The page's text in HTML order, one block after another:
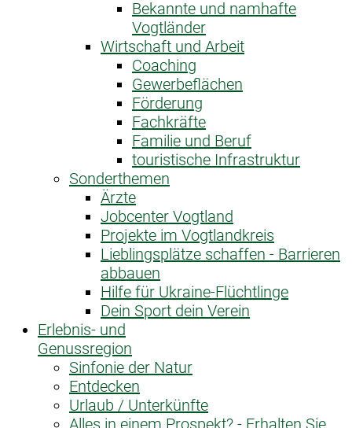
Bekannte und namhafte
Vogtländer
Wirtschaft und Arbeit
Coaching
Gewerbeflächen
Förderung
Fachkräfte
Familie und Beruf
touristische Infrastruktur
Sonderthemen
Ärzte
Jobcenter Vogtland
Projekte im Vogtlandkreis
Lieblingsplätze schaffen - Barrieren
abbauen
Hilfe für Ukraine-Flüchtlinge
Dein Sport dein Verein
Erlebnis- und
Genussregion
Sinfonie der Natur
Entdecken
Urlaub / Unterkünfte
Alles in einem Prospekt? - Erhalten Sie